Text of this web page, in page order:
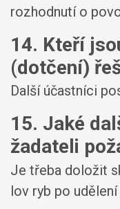
rozhodnutí o
14. Kteří
(dotčení)
Další účastníci
15. Jaké
žadateli
Je třeba doložit
lov ryb po udělení